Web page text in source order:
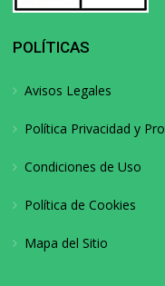
POLÍTICAS
Avisos Legales
Política Privacidad y
Condiciones de Uso
Política de Cookies
Mapa del Sitio